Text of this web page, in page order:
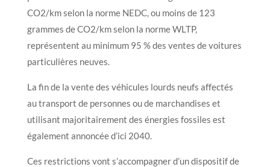
CO2/km selon la norme NEDC, ou moins de 123
grammes de CO2/km selon la norme WLTP,
représentent au minimum 95 % des ventes de voitures
particulières neuves.
La fin de la vente des véhicules lourds neufs affectés
au transport de personnes ou de marchandises et
utilisant majoritairement des énergies fossiles est
également annoncée d’ici 2040.
Ces restrictions vont s’accompagner d’un dispositif de